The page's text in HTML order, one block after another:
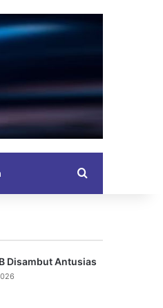
Disambut Antusias